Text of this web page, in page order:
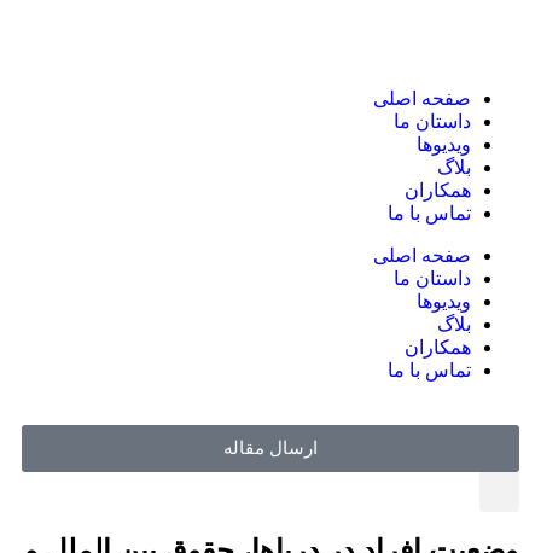
صفحه اصلی
داستان ما
ویدیوها
بلاگ
همکاران
تماس با ما
صفحه اصلی
داستان ما
ویدیوها
بلاگ
همکاران
تماس با ما
ارسال مقاله